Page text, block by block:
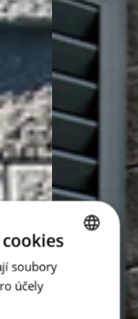
CZECH
soubory
účely